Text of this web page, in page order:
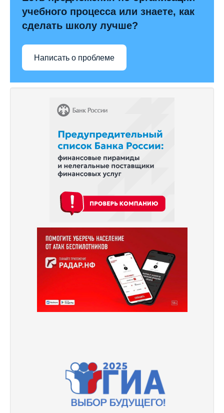
учебного процесса или знаете, как
сделать школу лучше?
Написать о проблеме